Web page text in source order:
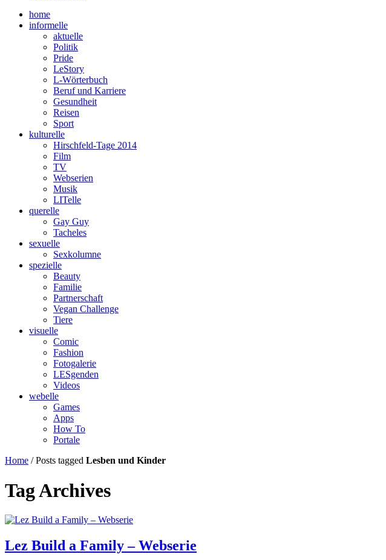
home
informelle
aktuelle
Politik
Pride
LeStory
L-Wörterbuch
Beruf und Karriere
Gesundheit
Reisen
Sport
kulturelle
Hirschfeld-Tage 2014
Film
TV
Webserien
Musik
LITelle
querelle
Gay Guy
Tacheles
sexuelle
Sexkolumne
spezielle
Beauty
Familie
Partnerschaft
Vegan Challenge
Tiere
visuelle
Comic
Fashion
Fotogalerie
LESgenden
Videos
webelle
Games
Apps
How To
Portale
Home /Posts tagged Lesben und Kinder
Tag Archives
Lez Build a Family – Webserie